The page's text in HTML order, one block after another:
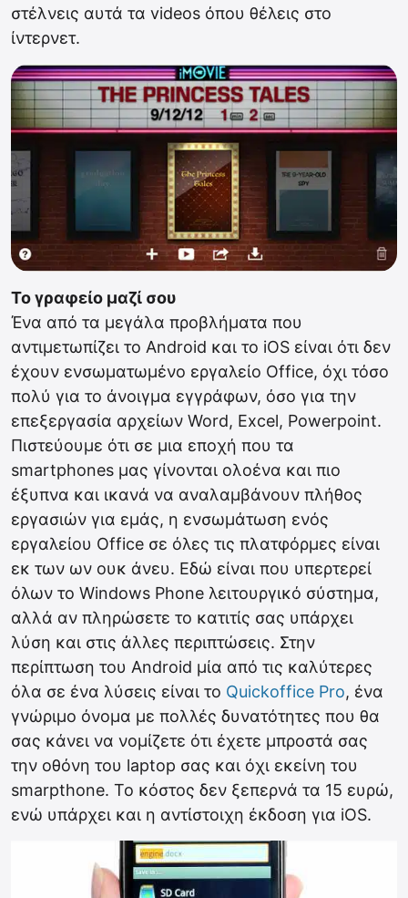
στέλνεις αυτά τα videos όπου θέλεις στο
ίντερνετ.
Το γραφείο μαζί σου
Ένα από τα μεγάλα προβλήματα που
αντιμετωπίζει το Android και το iOS είναι ότι δεν
έχουν ενσωματωμένο εργαλείο Office, όχι τόσο
πολύ για το άνοιγμα εγγράφων, όσο για την
επεξεργασία αρχείων Word, Excel, Powerpoint.
Πιστεύουμε ότι σε μια εποχή που τα
smartphones μας γίνονται ολοένα και πιο
έξυπνα και ικανά να αναλαμβάνουν πλήθος
εργασιών για εμάς, η ενσωμάτωση ενός
εργαλείου Office σε όλες τις πλατφόρμες είναι
εκ των ων ουκ άνευ. Εδώ είναι που υπερτερεί
όλων το Windows Phone λειτουργικό σύστημα,
αλλά αν πληρώσετε το κατιτίς σας υπάρχει
λύση και στις άλλες περιπτώσεις. Στην
περίπτωση του Android μία από τις καλύτερες
όλα σε ένα λύσεις είναι το Quickoffice Pro, ένα
γνώριμο όνομα με πολλές δυνατότητες που θα
σας κάνει να νομίζετε ότι έχετε μπροστά σας
την οθόνη του laptop σας και όχι εκείνη του
smarpthone. Το κόστος δεν ξεπερνά τα 15 ευρώ,
ενώ υπάρχει και η αντίστοιχη έκδοση για iOS.